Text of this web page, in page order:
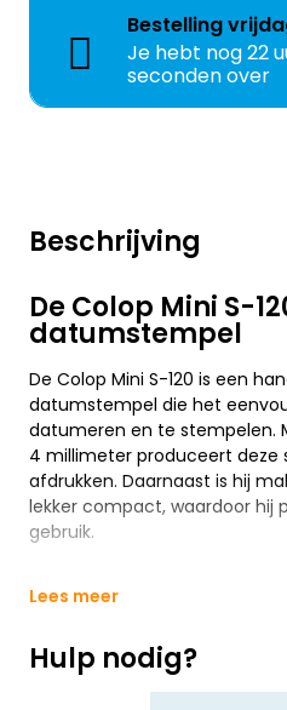
Beschrijving
De Colop Mini S-
datumstempel
De Colop Mini S-120 is een
datumstempel die het
datumeren en te stempelen.
4 millimeter produceert deze
afdrukken. Daarnaast is hij
lekker compact, waardoor hij
gebruik.
Lees meer
Hulp nodig?
Bestelling
Je hebt nog22
seconden over